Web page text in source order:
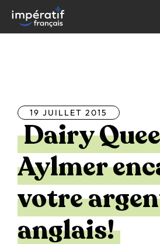
contenu
19 JUILLET 2015
Dairy
Aylmer
votre
anglais!